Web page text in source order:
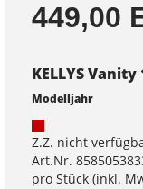
449,00
KELLYS
Modelljahr
Z.Z. nicht
Art.Nr.
pro Stück (inkl.